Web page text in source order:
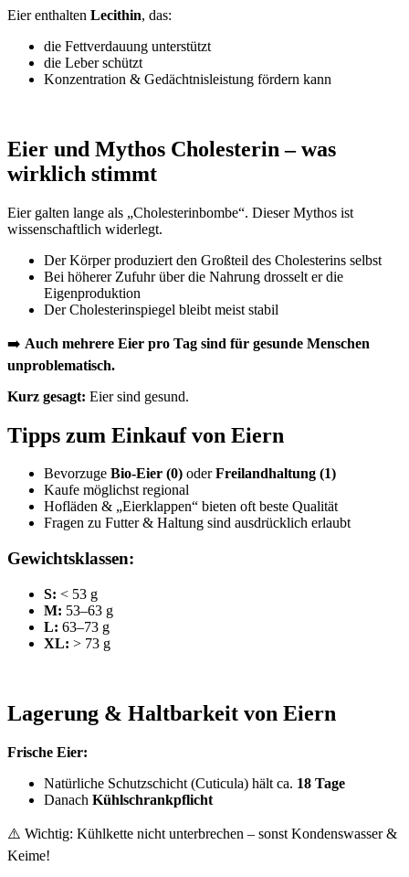
Eier enthalten Lecithin, das:
die Fettverdauung unterstützt
die Leber schützt
Konzentration & Gedächtnisleistung fördern kann
Eier und Mythos Cholesterin – was
wirklich stimmt
Eier galten lange als „Cholesterinbombe“. Dieser Mythos ist
wissenschaftlich widerlegt.
Der Körper produziert den Großteil des Cholesterins selbst
Bei höherer Zufuhr über die Nahrung drosselt er die
Eigenproduktion
Der Cholesterinspiegel bleibt meist stabil
➡️ Auch mehrere Eier pro Tag sind für gesunde Menschen
unproblematisch.
Kurz gesagt: Eier sind gesund.
Tipps zum Einkauf von Eiern
Bevorzuge Bio-Eier (0) oderFreilandhaltung (1)
Kaufe möglichst regional
Hofläden & „Eierklappen“ bieten oft beste Qualität
Fragen zu Futter & Haltung sind ausdrücklich erlaubt
Gewichtsklassen:
S: < 53 g
M: 53–63 g
L: 63–73 g
XL: > 73 g
Lagerung & Haltbarkeit von Eiern
Frische Eier:
Natürliche Schutzschicht (Cuticula) hält ca. 18 Tage
Danach Kühlschrankpflicht
⚠️ Wichtig: Kühlkette nicht unterbrechen – sonst Kondenswasser &
Keime!